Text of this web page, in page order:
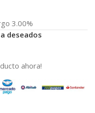
3.00%
deseados
ahora!